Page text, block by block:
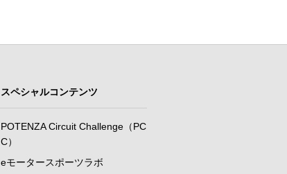
スペシャルコンテンツ
POTENZA Circuit Challenge（PC
C）
eモータースポーツラボ